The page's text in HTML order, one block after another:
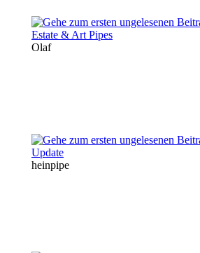
Estate & Art Pipes
Olaf
Update
heinpipe